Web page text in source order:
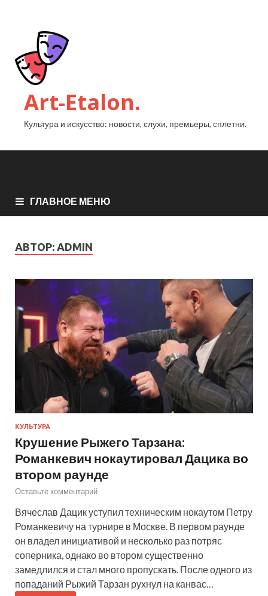
Art-Etalon.
Культура и искусство: новости, слухи, премьеры, сплетни.
ГЛАВНОЕ МЕНЮ
АВТОР: ADMIN
КУЛЬТУРА
Крушение Рыжего Тарзана:
Романкевич нокаутировал Дацика во
втором раунде
Оставьте комментарий
Вячеслав Дацик уступил техническим нокаутом Петру
Романкевичу на турнире в Москве. В первом раунде
он владел инициативой и несколько раз потряс
соперника, однако во втором существенно
замедлился и стал много пропускать. После одного из
попаданий Рыжий Тарзан рухнул на канвас…